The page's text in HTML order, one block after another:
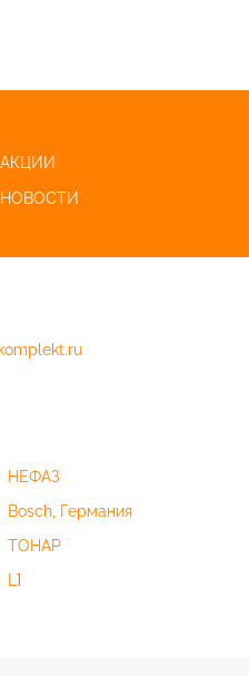
АКЦИИ
НОВОСТИ
НЕФАЗ
Bosch, Германия
ТОНАР
L1